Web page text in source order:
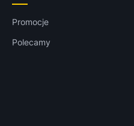
Promocje
Polecamy